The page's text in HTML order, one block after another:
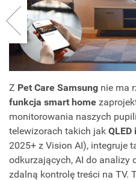
Z Pet Care Samsung nie ma
funkcja smart home
monitorowania naszych
telewizorach takich jak QLED
2025+ z Vision AI), integruje
odkurzających, AI do analizy
zdalną kontrolę treści na TV.